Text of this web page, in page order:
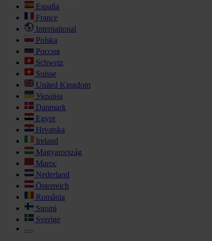
España
France
International
Polska
Россия
Schweiz
Suisse
United Kingdom
Україна
Danmark
Egypt
Hrvatska
Ireland
Magyarország
Maroc
Nederland
Österreich
România
Suomi
Sverige